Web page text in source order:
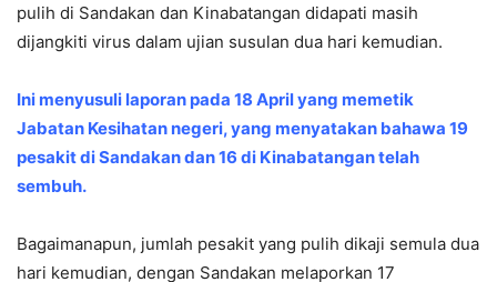
pulih di Sandakan dan Kinabatangan didapati masih
dijangkiti virus dalam ujian susulan dua hari kemudian.
Ini menyusuli laporan pada 18 April yang memetik
Jabatan Kesihatan negeri, yang menyatakan bahawa 19
pesakit di Sandakan dan 16 di Kinabatangan telah
sembuh.
Bagaimanapun, jumlah pesakit yang pulih dikaji semula dua
hari kemudian, dengan Sandakan melaporkan 17